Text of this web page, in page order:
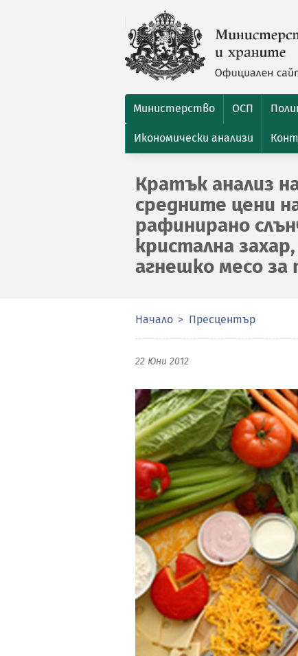
Министерство ОСП
Икономически анализи
Кратък анализ
средните цени
рафинирано
кристална
агнешко месо за
Начало Пресцентър
22 Юни 2012